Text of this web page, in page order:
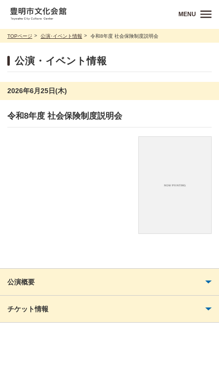
MENU
TOPページ 公演･イベント情報 令和8年度 社会保険制度説明会
公演・イベント情報
2026年6月25日(木)
令和8年度 社会保険制度説明会
公演概要
チケット情報